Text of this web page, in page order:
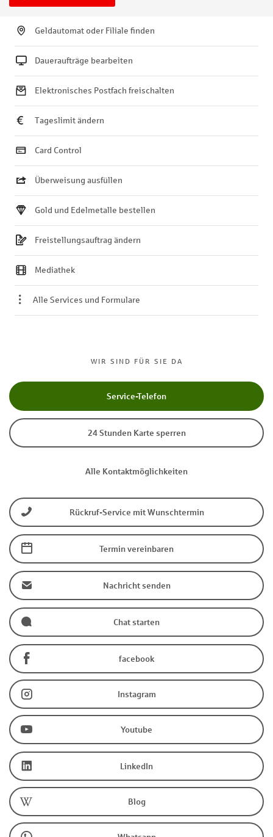
WIR SIND FÜR SIE DA
Service-Telefon
24 Stunden Karte sperren
Alle Kontaktmöglichkeiten
Rückruf-Service mit Wunschtermin
Termin vereinbaren
Nachricht senden
Chat starten
facebook
Instagram
Youtube
LinkedIn
Blog
Geldautomat oder Filiale finden
Daueraufträge bearbeiten
Elektronisches Postfach freischalten
Tageslimit ändern
Card Control
Überweisung ausfüllen
Gold und Edelmetalle bestellen
Freistellungsauftrag ändern
Mediathek
Alle Services und Formulare